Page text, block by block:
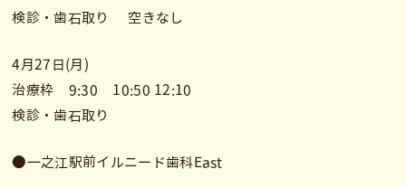
検診・歯石取り 空きなし
4月27日(月)
治療枠 9:30 10:50 12:10
検診・歯石取り
●一之江駅前イルニード歯科East